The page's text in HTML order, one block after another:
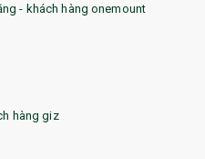
- khách hàng onemount
hàng giz